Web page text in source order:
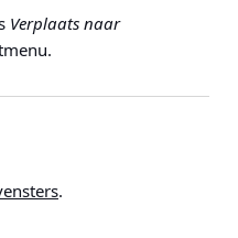
Verplaats naar
.